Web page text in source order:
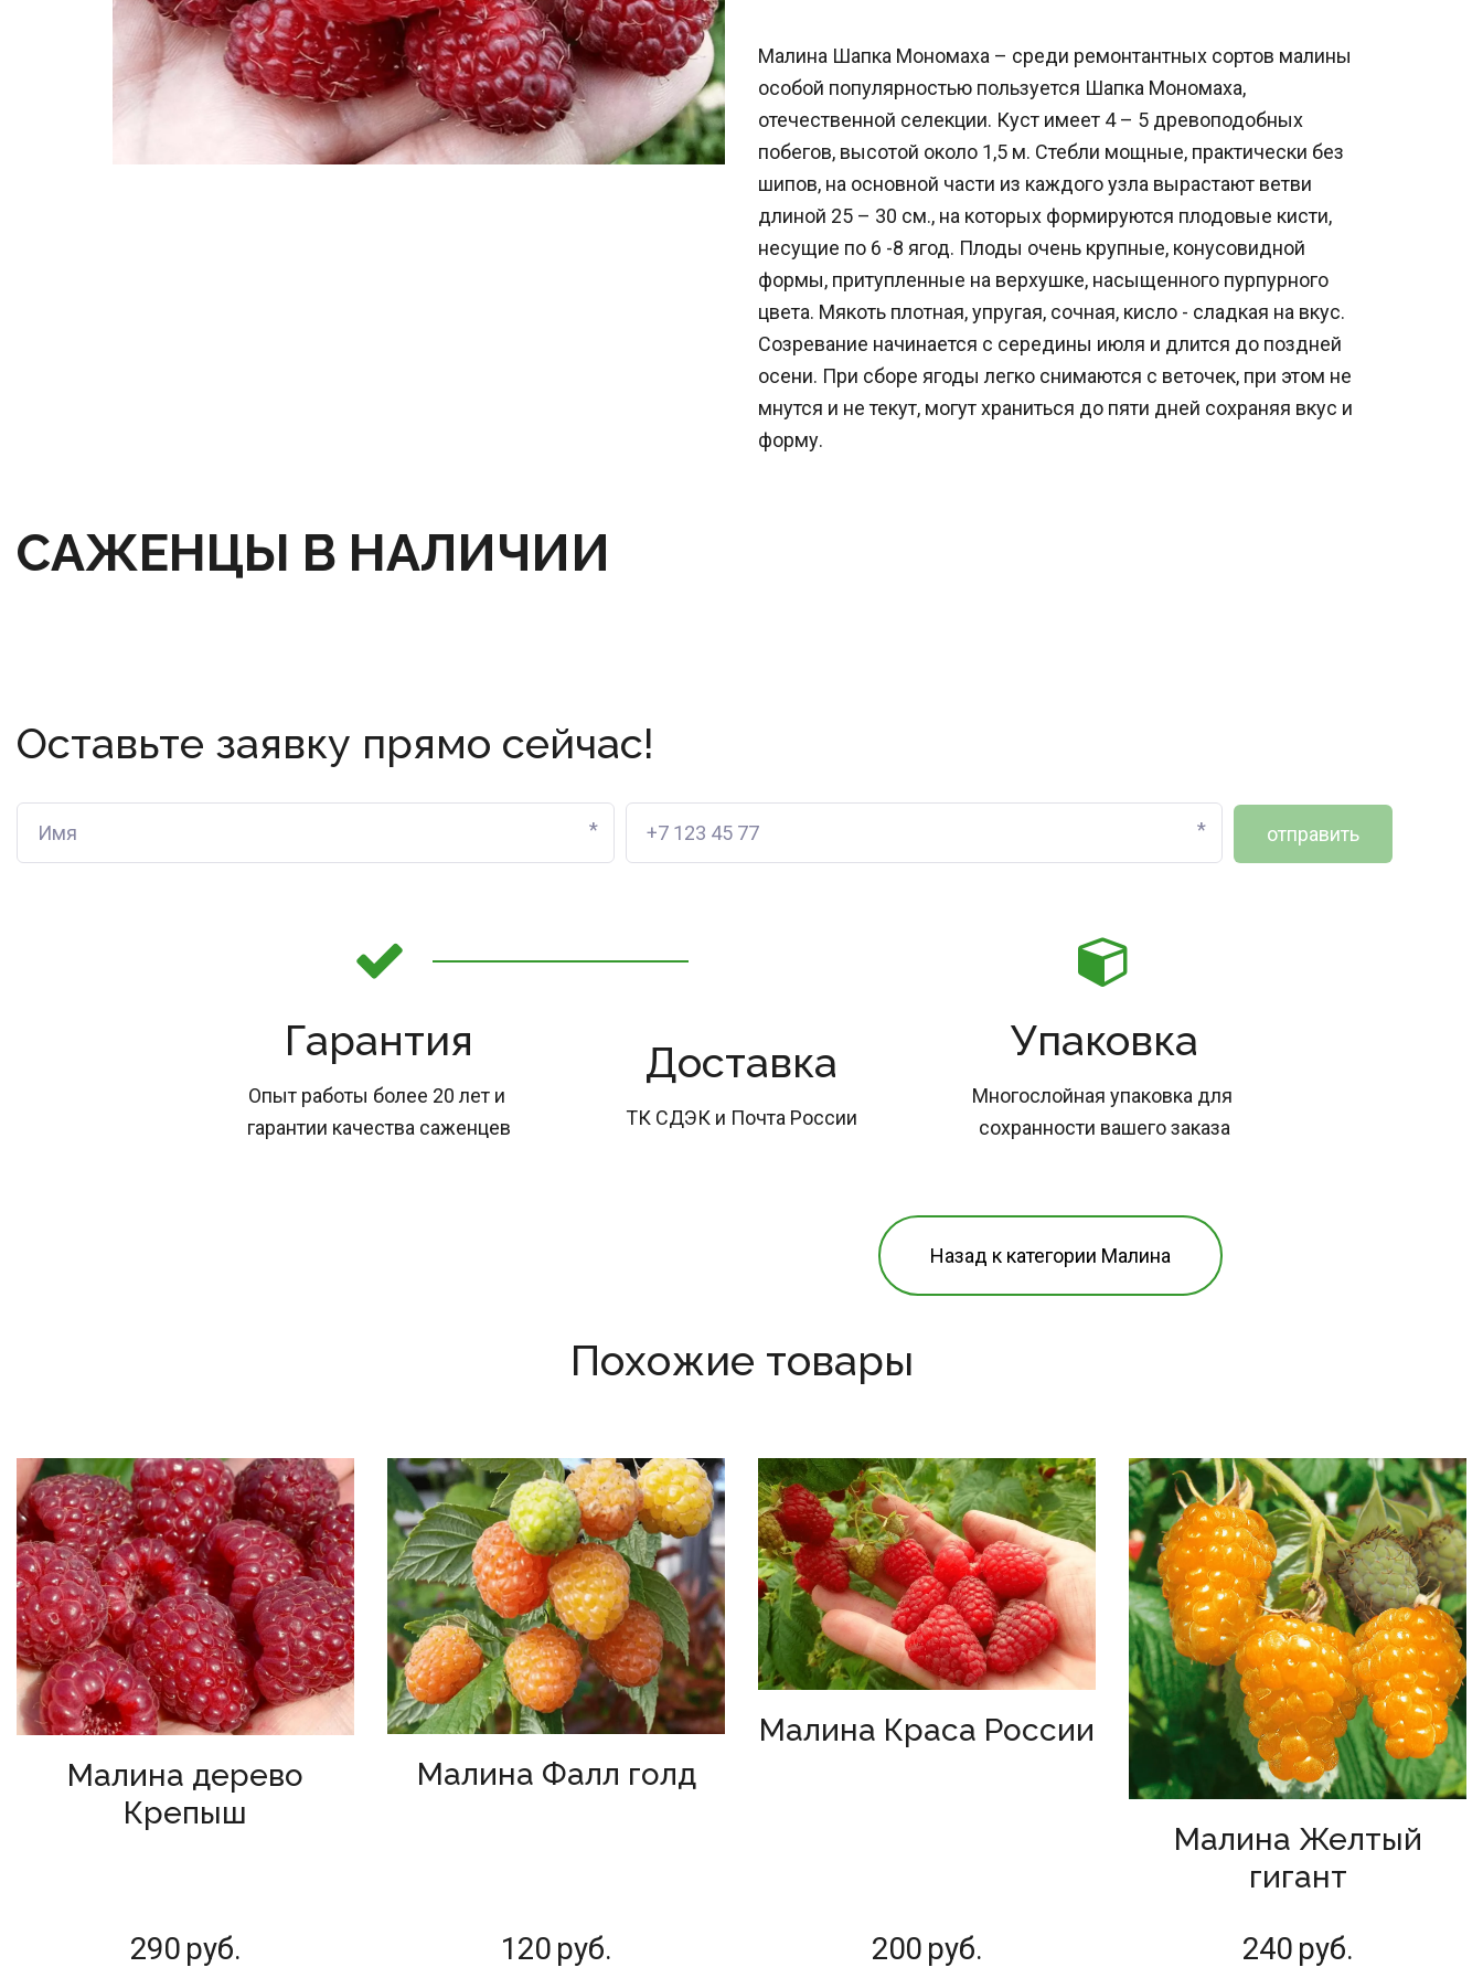
Малина Шапка Мономаха – среди ремонтантных сортов малины
особой популярностью пользуется Шапка Мономаха,
отечественной селекции. Куст имеет 4 – 5 древоподобных
побегов, высотой около 1,5 м. Стебли мощные, практически без
шипов, на основной части из каждого узла вырастают ветви
длиной 25 – 30 см., на которых формируются плодовые кисти,
несущие по 6 -8 ягод. Плоды очень крупные, конусовидной
формы, притупленные на верхушке, насыщенного пурпурного
цвета. Мякоть плотная, упругая, сочная, кисло - сладкая на вкус.
Созревание начинается с середины июля и длится до поздней
осени. При сборе ягоды легко снимаются с веточек, при этом не
мнутся и не текут, могут храниться до пяти дней сохраняя вкус и
форму.
САЖЕНЦЫ В НАЛИЧИИ
Оставьте заявку прямо сейчас!
* * отправить
Гарантия
Опыт работы более 20 лет и
гарантии качества саженцев
Доставка
ТК СДЭК и Почта России
Упаковка
Многослойная упаковка для
сохранности вашего заказа
Назад к категории Малина
Похожие товары
Малина дерево
Крепыш
290 руб.
Малина Фалл голд
120 руб.
Малина Краса России
200 руб.
Малина Желтый
гигант
240 руб.